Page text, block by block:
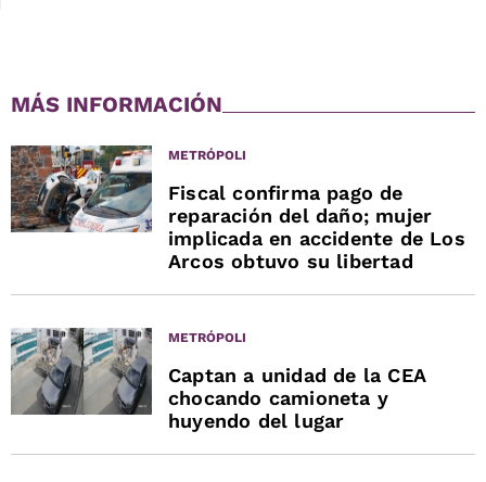
MÁS INFORMACIÓN
METRÓPOLI
Fiscal confirma pago de
reparación del daño; mujer
implicada en accidente de Los
Arcos obtuvo su libertad
METRÓPOLI
Captan a unidad de la CEA
chocando camioneta y
huyendo del lugar